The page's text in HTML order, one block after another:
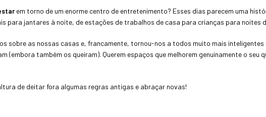
em torno de um enorme centro de entretenimento? Esses dias parecem uma
para jantares à noite, de estações de trabalhos de casa para crianças para noites
sobre as nossas casas e, francamente, tornou-nos a todos muito mais inteligentes
também os queiram). Querem espaços que melhorem genuinamente o seu
de deitar fora algumas regras antigas e abraçar novas!